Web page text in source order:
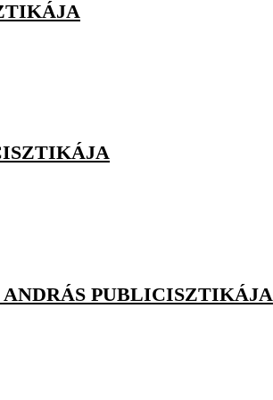
PUBLICISZTIKÁJA